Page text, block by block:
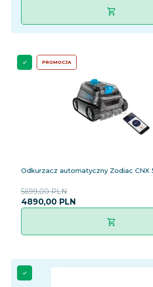
PROMOCJA
Odkurzacz automatyczny Zodiac CNX
4890,00 PLN
5699,00 PLN